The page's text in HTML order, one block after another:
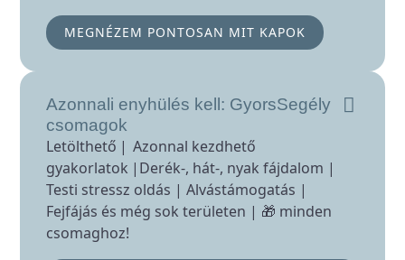
MEGNÉZEM PONTOSAN MIT KAPOK
Azonnali enyhülés kell: GyorsSegély
csomagok
Letölthető | Azonnal kezdhető
gyakorlatok |Derék-, hát-, nyak fájdalom |
Testi stressz oldás | Alvástámogatás |
Fejfájás és még sok területen | 🎁 minden
csomaghoz!